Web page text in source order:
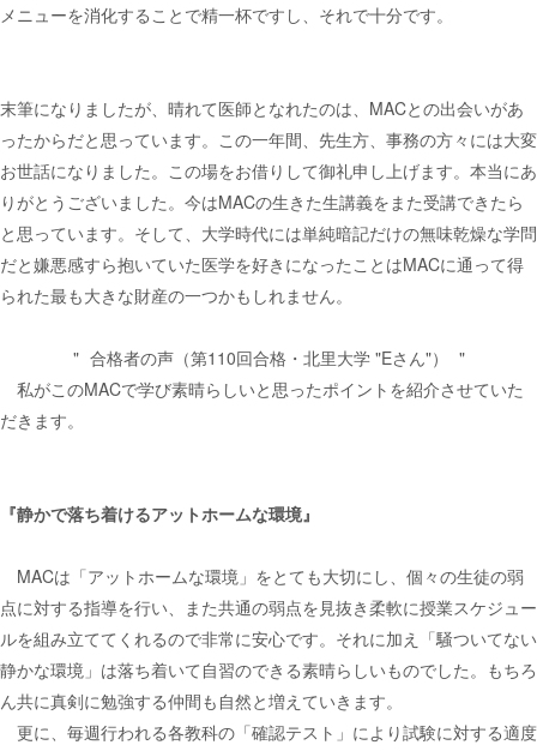
メニューを消化することで精一杯ですし、それで十分です。
末筆になりましたが、晴れて医師となれたのは、MACとの出会いがあ
ったからだと思っています。この一年間、先生方、事務の方々には大変
お世話になりました。この場をお借りして御礼申し上げます。本当にあ
りがとうございました。今はMACの生きた生講義をまた受講できたら
と思っています。そして、大学時代には単純暗記だけの無味乾燥な学問
だと嫌悪感すら抱いていた医学を好きになったことはMACに通って得
られた最も大きな財産の一つかもしれません。
合格者の声（第110回合格・北里大学 "Eさん"）
私がこのMACで学び素晴らしいと思ったポイントを紹介させていた
だきます。
『静かで落ち着けるアットホームな環境』
MACは「アットホームな環境」をとても大切にし、個々の生徒の弱
点に対する指導を行い、また共通の弱点を見抜き柔軟に授業スケジュー
ルを組み立ててくれるので非常に安心です。それに加え「騒ついてない
静かな環境」は落ち着いて自習のできる素晴らしいものでした。もちろ
ん共に真剣に勉強する仲間も自然と増えていきます。
更に、毎週行われる各教科の「確認テスト」により試験に対する適度